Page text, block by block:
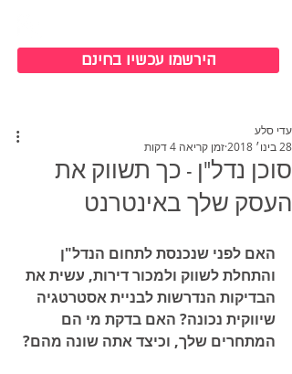
הירשמו עכשיו בחינם
סוכן נדל"ן - כך תשווק את
העסק שלך באינטרנט
עדי סלע
28 בינו׳ 2018
זמן קריאה 4 דקות
האם לפני שנכנסת לתחום הנדל"ן
והתחלת לשווק ולמכור דירות, עשית את
הבדיקות הנדרשות לבניית אסטרטגיה
שיווקית נכונה? האם בדקת מי הם
המתחרים שלך, וכיצד אתה שונה מהם?